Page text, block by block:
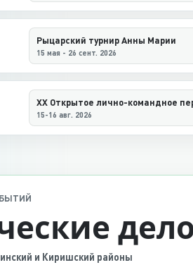
Рыцарский турнир Анны Марии
15 мая - 26 сент. 2026
15-16 авг. 2026
и Киришский районы